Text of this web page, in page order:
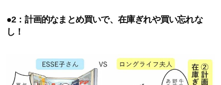
●2：計画的なまとめ買いで、在庫ぎれや買い忘れな
し！